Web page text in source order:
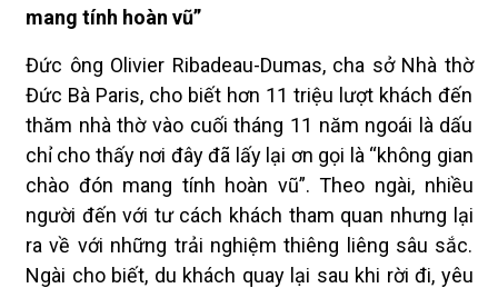
mang tính hoàn vũ”
Đức ông Olivier Ribadeau-Dumas, cha sở Nhà thờ
Đức Bà Paris, cho biết hơn 11 triệu lượt khách đến
thăm nhà thờ vào cuối tháng 11 năm ngoái là dấu
chỉ cho thấy nơi đây đã lấy lại ơn gọi là “không gian
chào đón mang tính hoàn vũ”. Theo ngài, nhiều
người đến với tư cách khách tham quan nhưng lại
ra về với những trải nghiệm thiêng liêng sâu sắc.
Ngài cho biết, du khách quay lại sau khi rời đi, yêu